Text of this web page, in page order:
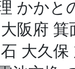
かかと
阪府
大久